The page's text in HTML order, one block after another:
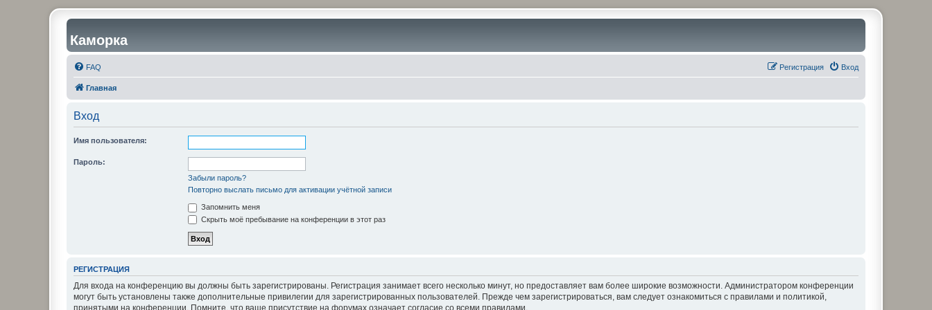
Каморка
FAQ Вход
Регистрация
Главная
Вход
Имя пользователя:
Пароль:
Забыли пароль?
Повторно выслать письмо для активации учётной записи
Запомнить меня
Скрыть моё пребывание на конференции в этот раз
РЕГИСТРАЦИЯ
Для входа на конференцию вы должны быть зарегистрированы. Регистрация занимает всего несколько минут, но предоставляет вам более широкие возможности. Администратором конференции
могут быть установлены также дополнительные привилегии для зарегистрированных пользователей. Прежде чем зарегистрироваться, вам следует ознакомиться с правилами и политикой,
принятыми на конференции. Помните, что ваше присутствие на форумах означает согласие со всеми правилами.